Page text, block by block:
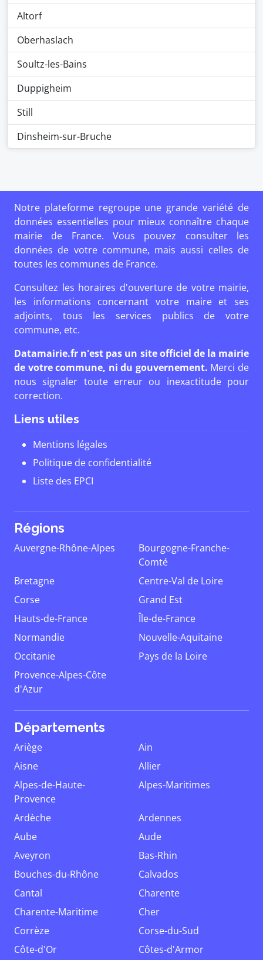
Altorf
Oberhaslach
Soultz-les-Bains
Duppigheim
Still
Dinsheim-sur-Bruche
Notre plateforme regroupe une grande variété de
données essentielles pour mieux connaître chaque
mairie de France. Vous pouvez consulter les
données de votre commune, mais aussi celles de
toutes les communes de France.
Consultez les horaires d'ouverture de votre mairie,
les informations concernant votre maire et ses
adjoints, tous les services publics de votre
commune, etc.
Datamairie.fr n'est pas un site officiel de la mairie
de votre commune, ni du gouvernement. Merci de
nous signaler toute erreur ou inexactitude pour
correction.
Liens utiles
Mentions légales
Politique de confidentialité
Liste des EPCI
Régions
Auvergne-Rhône-Alpes
Bourgogne-Franche-
Comté
Bretagne
Centre-Val de Loire
Corse
Grand Est
Hauts-de-France
Île-de-France
Normandie
Nouvelle-Aquitaine
Occitanie
Pays de la Loire
Provence-Alpes-Côte
d'Azur
Départements
Ariège
Ain
Aisne
Allier
Alpes-de-Haute-
Provence
Alpes-Maritimes
Ardèche
Ardennes
Aube
Aude
Aveyron
Bas-Rhin
Bouches-du-Rhône
Calvados
Cantal
Charente
Charente-Maritime
Cher
Corrèze
Corse-du-Sud
Côte-d'Or
Côtes-d'Armor